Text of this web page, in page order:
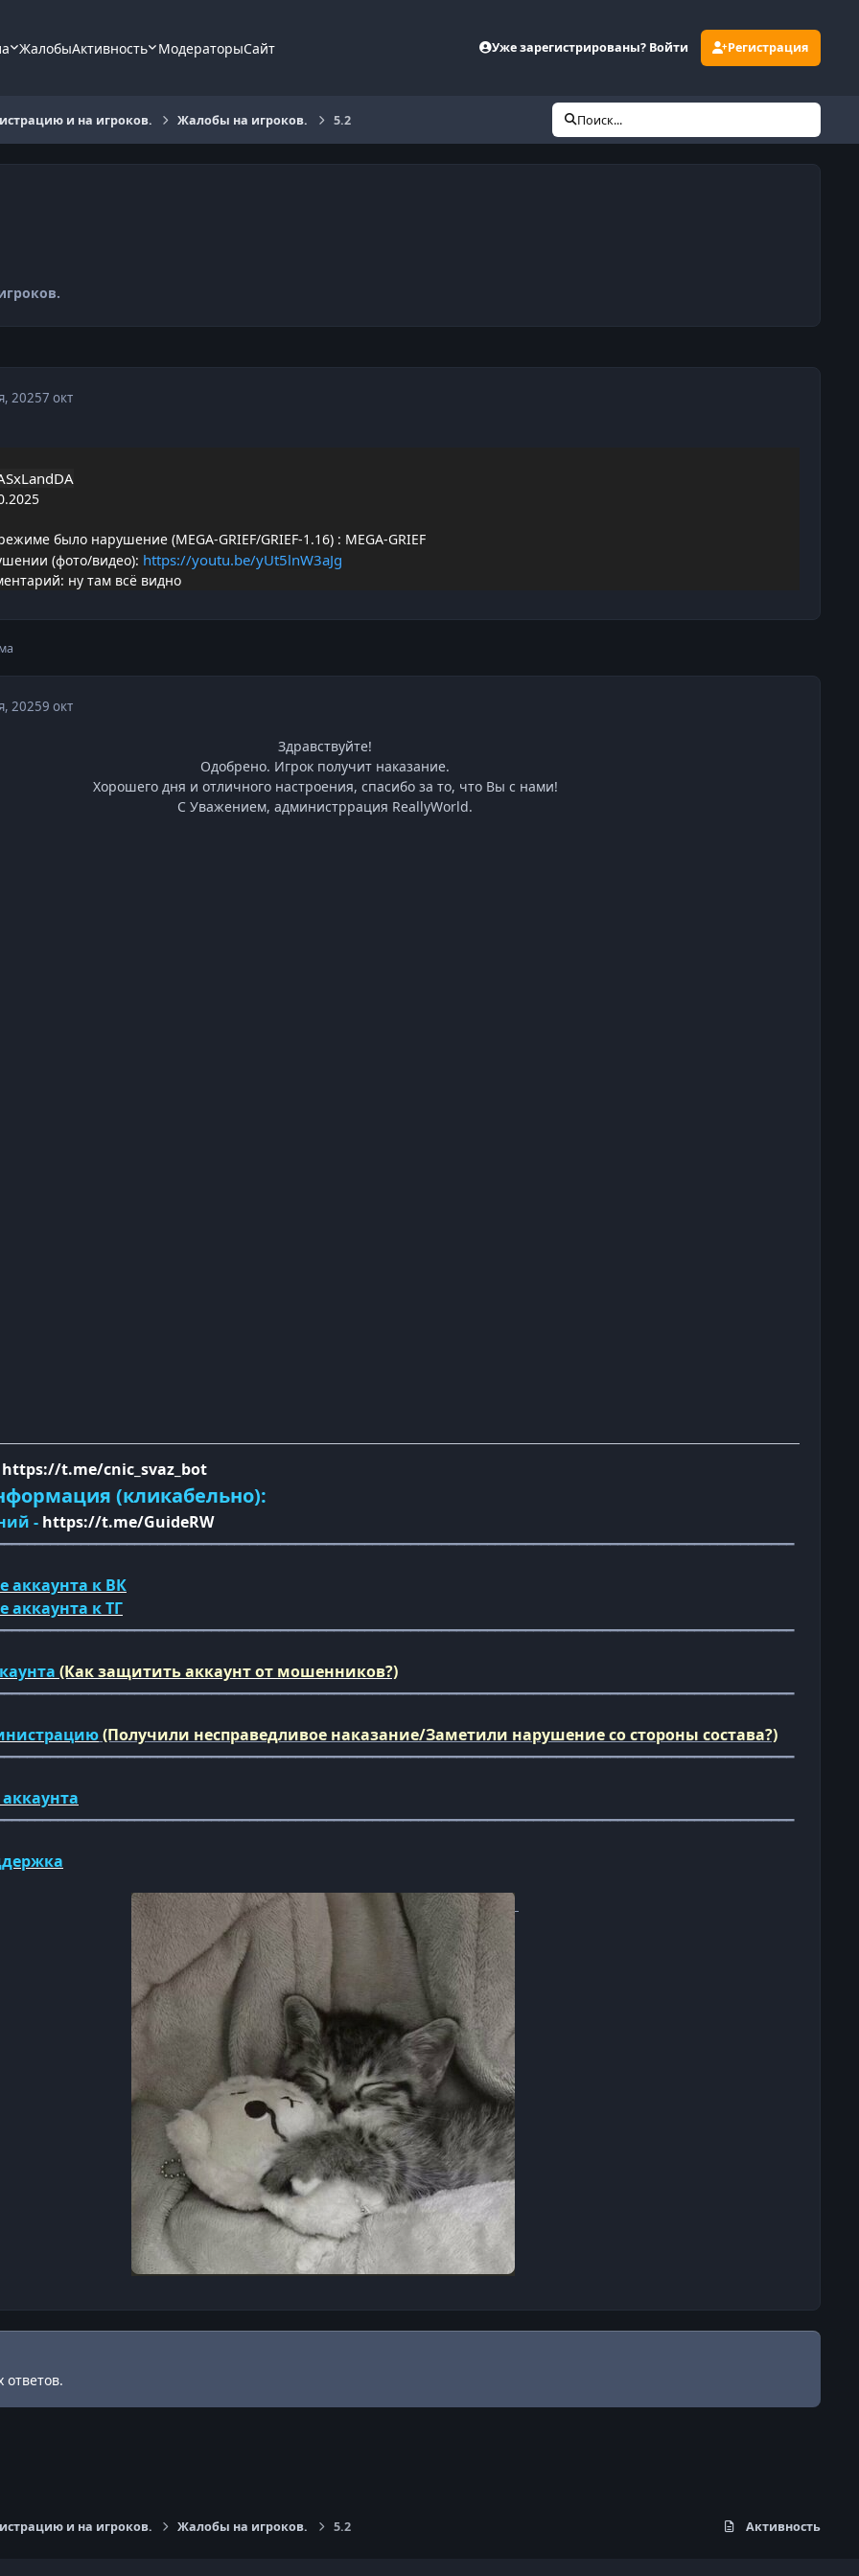
ЖалобыАктивность МодераторыСайт Уже зарегистрированы? Войти Регистрация
и на игроков. Жалобы на игроков. 5.2 Поиск...
20257 окт
было нарушение (MEGA-GRIEF/GRIEF-1.16) : MEGA-GRIEF
(фото/видео): https://youtu.be/yUt5lnW3aJg
ну там всё видно
20259 окт
Здравствуйте!
Одобрено. Игрок получит наказание.
Хорошего дня и отличного настроения, спасибо за то, что Вы с нами!
С Уважением, администррация ReallyWorld.
https://t.me/cnic_svaz_bot
(кликабельно):
- https://t.me/GuideRW
аккаунта к ВК
аккаунта к ТГ
(Как защитить аккаунт от мошенников?)
(Получили несправедливое наказание/Заметили нарушение со стороны состава?)
и на игроков. Жалобы на игроков. 5.2 Активность